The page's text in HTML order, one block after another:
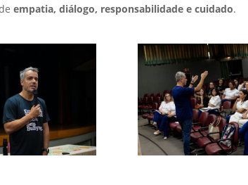
empatia, diálogo, responsabilidade e cuidado.